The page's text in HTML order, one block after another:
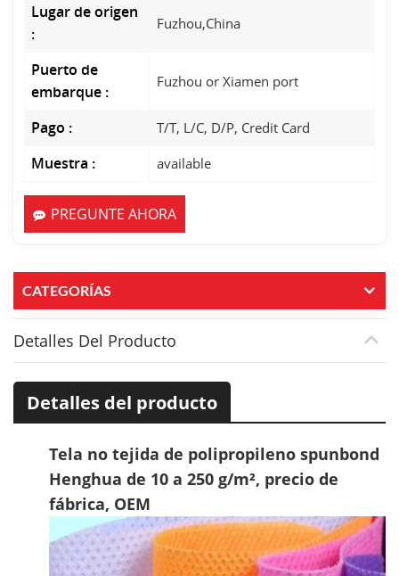
Lugar de origen
:
Fuzhou,China
Puerto de
embarque :
Fuzhou or Xiamen port
Pago : T/T, L/C, D/P, Credit Card
Muestra : available
PREGUNTE AHORA
CATEGORÍAS
Detalles Del Producto
Detalles del producto
Tela no tejida de polipropileno spunbond
Henghua de 10 a 250 g/m², precio de
fábrica, OEM